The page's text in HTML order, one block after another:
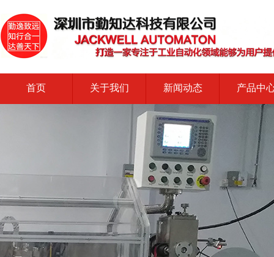
首页 关于我们 新闻动态 产品中